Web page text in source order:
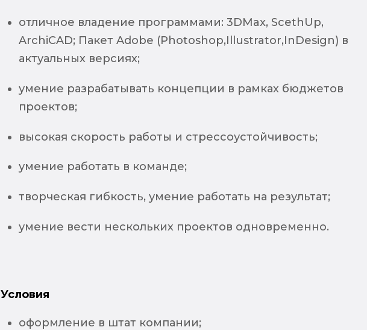
отличное владение программами: 3DMax, ScethUp,
ArchiCAD; Пакет Adobe (Photoshop,Illustrator,InDesign) в
актуальных версиях;
умение разрабатывать концепции в рамках бюджетов
проектов;
высокая скорость работы и стрессоустойчивость;
умение работать в команде;
творческая гибкость, умение работать на результат;
умение вести нескольких проектов одновременно.
Условия
оформление в штат компании;